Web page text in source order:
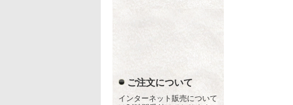
ご注文について
インターネット販売について